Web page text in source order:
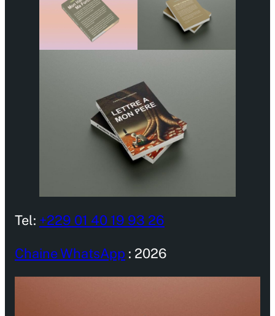
Tel: +229 01 40 19 93 26
Chaine WhatsApp : 2026